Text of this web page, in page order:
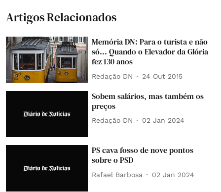
Artigos Relacionados
Memória DN: Para o turista e não
só... Quando o Elevador da Glória
fez 130 anos
Redação DN 24 Out 2015
Sobem salários, mas também os
preços
Redação DN 02 Jan 2024
PS cava fosso de nove pontos
sobre o PSD
Rafael Barbosa 02 Jan 2024